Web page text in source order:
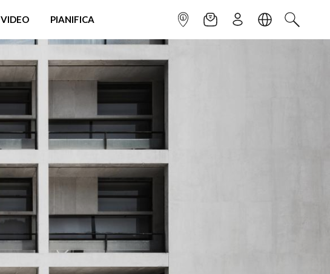
VIDEO PIANIFICA INFOPOINTNEWSLETTER
ISCRIVITILINGUACERCA